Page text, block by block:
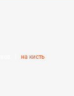
на кисть